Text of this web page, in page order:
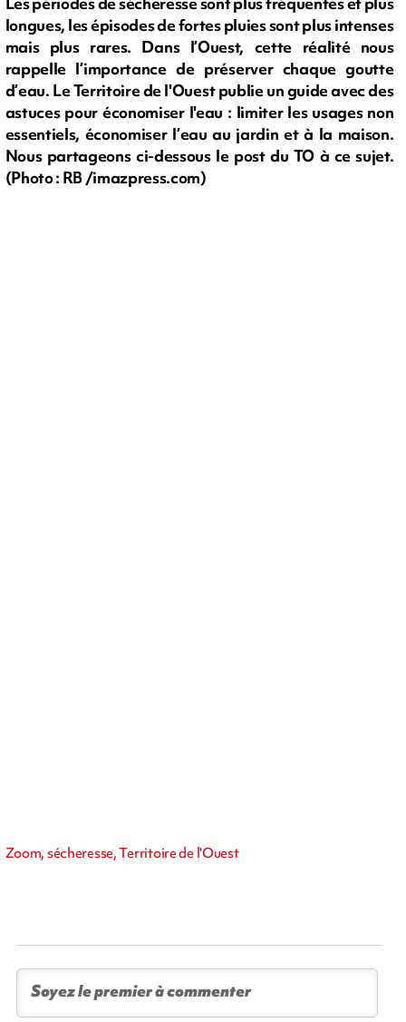
longues, les épisodes de fortes pluies sont plus intenses
mais plus rares. Dans l’Ouest, cette réalité nous
rappelle l’importance de préserver chaque goutte
d’eau. Le Territoire de l'Ouest publie un guide avec des
astuces pour économiser l'eau : limiter les usages non
essentiels, économiser l’eau au jardin et à la maison.
Nous partageons ci-dessous le post du TO à ce sujet.
(Photo : RB /imazpress.com)
Zoom, sécheresse, Territoire de l'Ouest